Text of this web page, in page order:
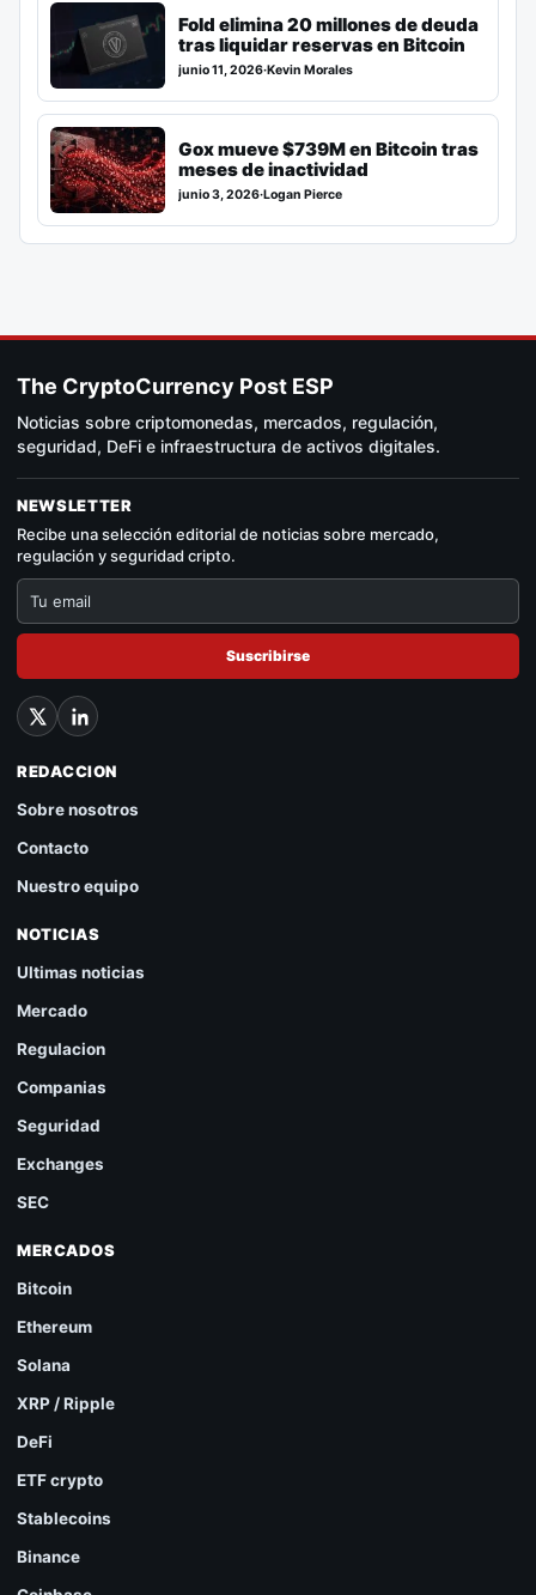
Fold elimina 20 millones de deuda
tras liquidar reservas en Bitcoin
junio 11, 2026·Kevin Morales
Gox mueve $739M en Bitcoin tras
meses de inactividad
junio 3, 2026·Logan Pierce
The CryptoCurrency Post ESP
Noticias sobre criptomonedas, mercados, regulación,
seguridad, DeFi e infraestructura de activos digitales.
NEWSLETTER
Recibe una selección editorial de noticias sobre mercado,
regulación y seguridad cripto.
Suscribirse
REDACCION
Sobre nosotros
Contacto
Nuestro equipo
NOTICIAS
Ultimas noticias
Mercado
Regulacion
Companias
Seguridad
Exchanges
SEC
MERCADOS
Bitcoin
Ethereum
Solana
XRP / Ripple
DeFi
ETF crypto
Stablecoins
Binance